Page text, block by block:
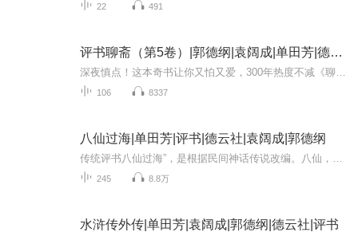
22 491
评书聊斋（第5卷）|郭德纲|袁阔成|单田芳|德云社
106 8337
八仙过海|单田芳|评书|德云社|袁阔成|郭德纲
245 8.8万
水浒传外传|单田芳|袁阔成|郭德纲|德云社|评书